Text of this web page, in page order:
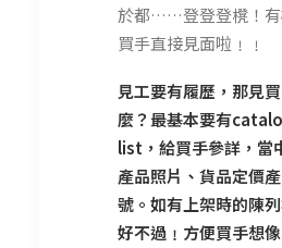
於都……登登登櫈！有
買手直接見面啦﹗﹗
見工要有履歷，那見
麼？最基本要有
list，給買手參詳，當
產品照片、貨品定價
號。如有上架時的陳
好不過﹗方便買手想